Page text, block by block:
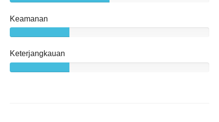
Keamanan
Keterjangkauan